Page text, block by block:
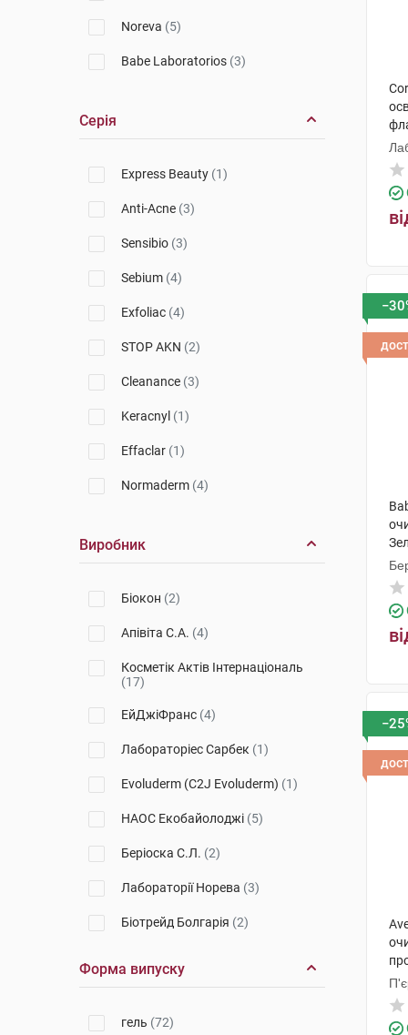
Noreva (5)
Babe Laboratorios (3)
Серія
Express Beauty (1)
Anti-Acne (3)
Sensibio (3)
Sebium (4)
Exfoliac (4)
STOP AKN (2)
Cleanance (3)
Keracnyl (1)
Effaclar (1)
Normaderm (4)
Hyseac
Медова мрія
DA Protect
Виробник
Біокон (2)
Апівіта С.А. (4)
Косметік Актів Інтернаціональ
(17)
ЕйДжіФранс (4)
Лабораторіес Сарбек (1)
Evoluderm (C2J Evoluderm) (1)
НАОС Екобайолоджі (5)
Беріоска С.Л. (2)
Лабораторії Норева (3)
Біотрейд Болгарія (2)
Лабораторія Біодерма(3)
П'єр Фабр Дермо-Косметик
Форма випуску
гель (72)